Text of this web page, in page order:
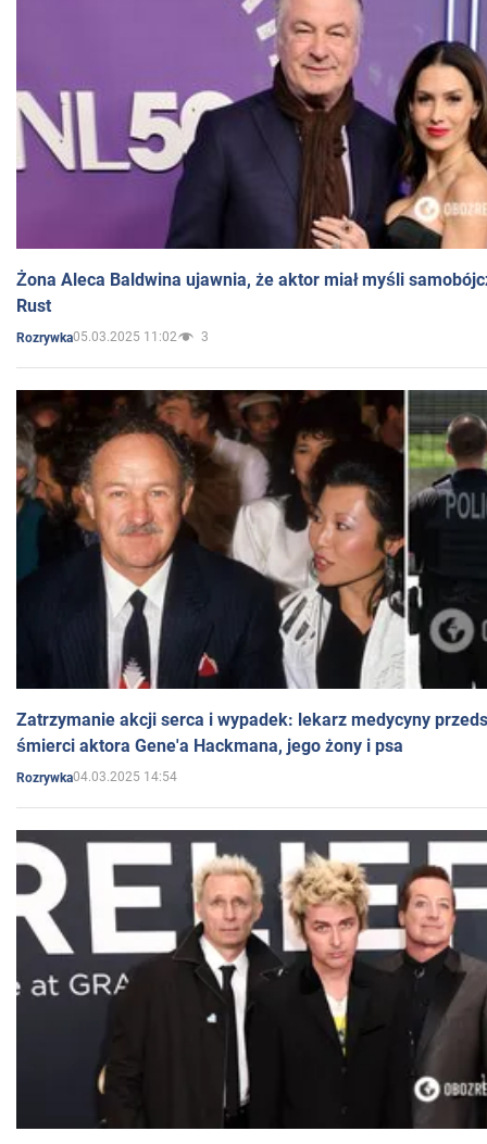
Żona Aleca Baldwina ujawnia, że aktor miał myśli
Rust
Rozrywka05.03.2025 11:02 3
Zatrzymanie akcji serca i wypadek: lekarz medycyny
śmierci aktora Gene'a Hackmana, jego żony i psa
Rozrywka04.03.2025 14:54